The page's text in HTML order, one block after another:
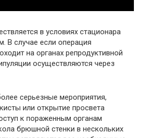
в условиях стационара
В случае если операция
на органах репродуктивной
осуществляются через
серьезные мероприятия,
или открытие просвета
к пораженным органам
брюшной стенки в нескольких